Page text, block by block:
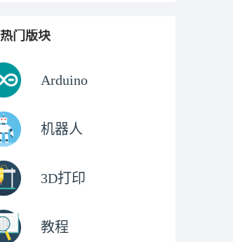
热门版块
Arduino
机器人
3D打印
教程